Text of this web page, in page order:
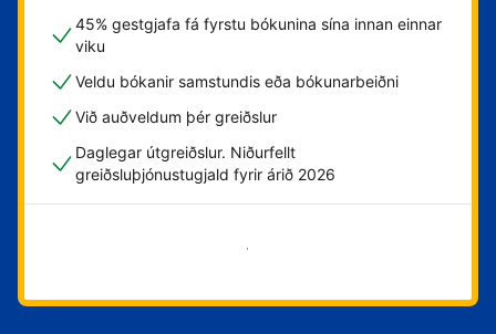
45% gestgjafa fá fyrstu bókunina sína innan einnar
viku
Veldu bókanir samstundis eða bókunarbeiðni
Við auðveldum þér greiðslur
Daglegar útgreiðslur. Niðurfellt
greiðsluþjónustugjald fyrir árið 2026
Byrja núna